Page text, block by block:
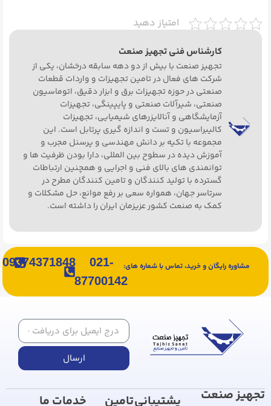
امتیاز دهید
کارشناس فنی تجهیز صنعت
تجهیز صنعت با بیش از دو دهه سابقه درخشان، یکی از
شرکت های فعال در تامین تجهیزات و واردات قطعات
صنعتی در حوزه تجهیزات برق و ابزار دقیق، اتوماسیون
صنعتی، شیرآلات صنعتی و پایپینگی، تجهیزات
آزمایشگاهی و آنالایزرهای شیمیایی، تجهیزات
کالیبراسیون و تست و اندازه گیری پرتابل است. این
مجموعه با تکیه بر دانش مهندسی و پرسنل مجرب و
آموزش دیده در سطوح بین المللی، دارا بودن ظرفیت ها و
توانمندی های بالای فنی و اجرایی و همچنین ارتباطات
گسترده با تولید کنندگان و تامین کنندگان مطرح در
سرتاسر جهان، همواره سعی بر رفع موانع، حل مشکلات و
کمک به صنعت کشور عزیزمان ایران را داشته است.
مشاوره رایگان و خرید، تماس با شماره های:
021-
87700142
09374371848
ارسال
تجهیز صنعت پشتیبانیتامین خدمات ما